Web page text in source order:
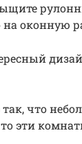
на оконную
что
эти